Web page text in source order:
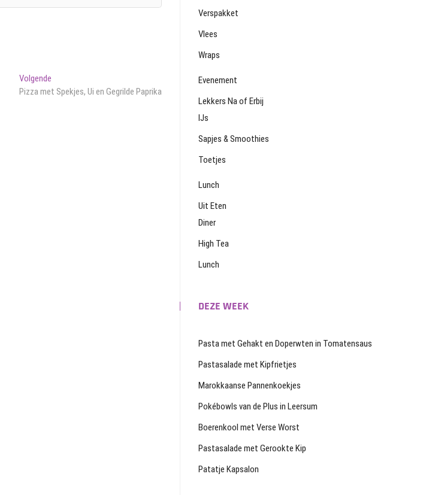
Volgende
bericht:
Pizza met Spekjes, Ui en Gegrilde Paprika
Verspakket
Vlees
Wraps
Evenement
Lekkers Na of Erbij
IJs
Sapjes & Smoothies
Toetjes
Lunch
Uit Eten
Diner
High Tea
Lunch
DEZE WEEK
Pasta met Gehakt en Doperwten in Tomatensaus
Pastasalade met Kipfrietjes
Marokkaanse Pannenkoekjes
Pokébowls van de Plus in Leersum
Boerenkool met Verse Worst
Pastasalade met Gerookte Kip
Patatje Kapsalon